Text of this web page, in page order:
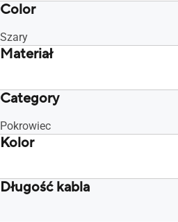
Color
Szary
Materiał
Category
Pokrowiec
Kolor
Długość kabla